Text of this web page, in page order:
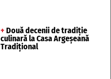
+ Două decenii de tradiție
culinară la Casa Argeșeană
Tradițional